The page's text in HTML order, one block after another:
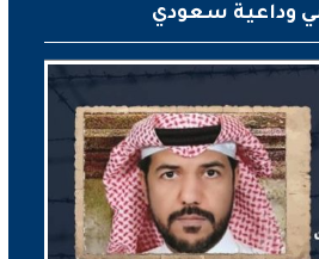
وداعية سعودي